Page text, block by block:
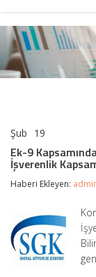
Şub 19
Ev
Alınması
için
Ek-9
İşverenlik
Haberi Ekleyen: